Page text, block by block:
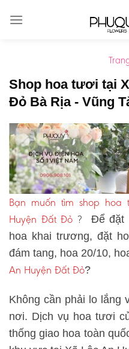
Shop hoa tươi tại
Đỏ Bà Rịa - Vũng
Bạn muốn tìm shop
Huyện Đất Đỏ ? Để đặt
hoa khai trương, đặt
đám tang, hoa 20/10,
An Huyện Đất Đỏ?
Không cần phải lo lắng
nơi. Dịch vụ hoa tươi
thống giao hoa toàn